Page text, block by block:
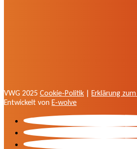
VWG 2025 Cookie-Politik | Erklärung
Entwickelt von E-wolve